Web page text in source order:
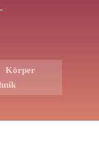
Körper